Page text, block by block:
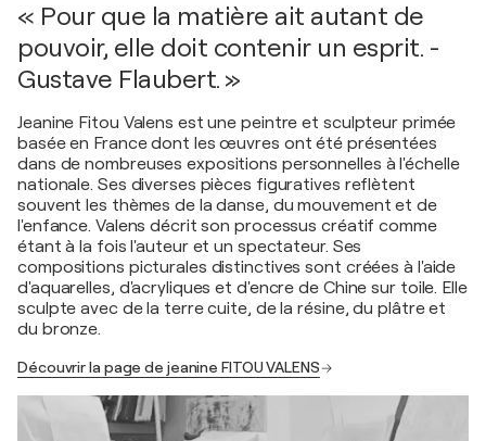
« Pour que la matière ait autant de
pouvoir, elle doit contenir un esprit. -
Gustave Flaubert. »
Jeanine Fitou Valens est une peintre et sculpteur primée
basée en France dont les œuvres ont été présentées
dans de nombreuses expositions personnelles à l'échelle
nationale. Ses diverses pièces figuratives reflètent
souvent les thèmes de la danse, du mouvement et de
l'enfance. Valens décrit son processus créatif comme
étant à la fois l'auteur et un spectateur. Ses
compositions picturales distinctives sont créées à l'aide
d'aquarelles, d'acryliques et d'encre de Chine sur toile. Elle
sculpte avec de la terre cuite, de la résine, du plâtre et
du bronze.
Découvrir la page de jeanine FITOU VALENS